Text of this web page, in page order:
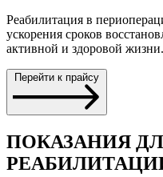
Реабилитация в
ускорения сроков
активной и здоровой жизни.
Перейти к прайсу
ПОКАЗАНИЯ